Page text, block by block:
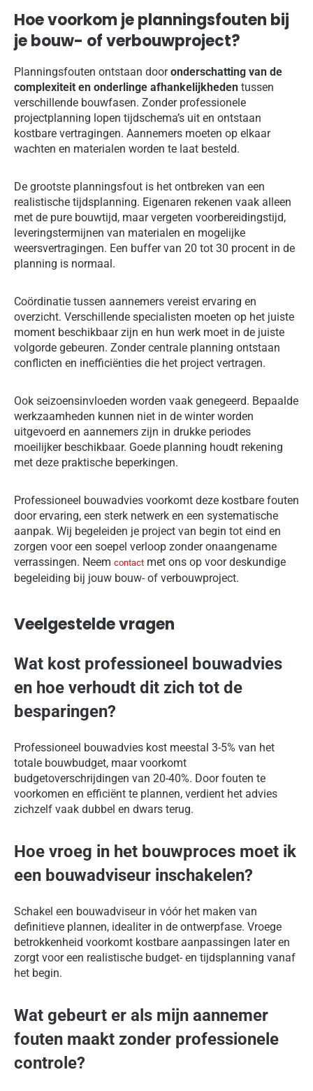
Hoe voorkom je planningsfouten bij
je bouw- of verbouwproject?
Planningsfouten ontstaan dooronderschatting van de
complexiteit en onderlinge afhankelijkheden tussen
verschillende bouwfasen. Zonder professionele
projectplanning lopen tijdschema’s uit en ontstaan
kostbare vertragingen. Aannemers moeten op elkaar
wachten en materialen worden te laat besteld.
De grootste planningsfout is het ontbreken van een
realistische tijdsplanning. Eigenaren rekenen vaak alleen
met de pure bouwtijd, maar vergeten voorbereidingstijd,
leveringstermijnen van materialen en mogelijke
weersvertragingen. Een buffer van 20 tot 30 procent in de
planning is normaal.
Coördinatie tussen aannemers vereist ervaring en
overzicht. Verschillende specialisten moeten op het juiste
moment beschikbaar zijn en hun werk moet in de juiste
volgorde gebeuren. Zonder centrale planning ontstaan
conflicten en inefficiënties die het project vertragen.
Ook seizoensinvloeden worden vaak genegeerd. Bepaalde
werkzaamheden kunnen niet in de winter worden
uitgevoerd en aannemers zijn in drukke periodes
moeilijker beschikbaar. Goede planning houdt rekening
met deze praktische beperkingen.
Professioneel bouwadvies voorkomt deze kostbare fouten
door ervaring, een sterk netwerk en een systematische
aanpak. Wij begeleiden je project van begin tot eind en
zorgen voor een soepel verloop zonder onaangename
verrassingen. Neem contact met ons op voor deskundige
begeleiding bij jouw bouw- of verbouwproject.
Veelgestelde vragen
Wat kost professioneel bouwadvies
en hoe verhoudt dit zich tot de
besparingen?
Professioneel bouwadvies kost meestal 3-5% van het
totale bouwbudget, maar voorkomt
budgetoverschrijdingen van 20-40%. Door fouten te
voorkomen en efficiënt te plannen, verdient het advies
zichzelf vaak dubbel en dwars terug.
Hoe vroeg in het bouwproces moet ik
een bouwadviseur inschakelen?
Schakel een bouwadviseur in vóór het maken van
definitieve plannen, idealiter in de ontwerpfase. Vroege
betrokkenheid voorkomt kostbare aanpassingen later en
zorgt voor een realistische budget- en tijdsplanning vanaf
het begin.
Wat gebeurt er als mijn aannemer
fouten maakt zonder professionele
controle?